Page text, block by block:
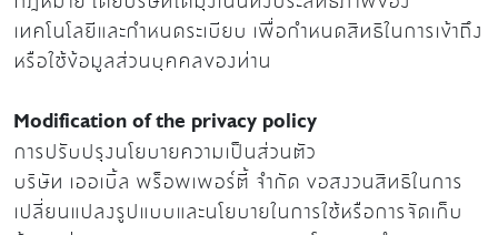
เทคโนโลยีและกำหนดระเบียบ เพื่อกำหนดสิทธิในการเข้าถึง
หรือใช้ข้อมูลส่วนบุคคลของท่าน
Modification of the privacy policy
การปรับปรุงนโยบายความเป็นส่วนตัว
บริษัท เออเบิ้ล พร็อพเพอร์ตี้ จำกัด ขอสงวนสิทธิในการ
เปลี่ยนแปลงรูปแบบและนโยบายในการใช้หรือการจัดเก็บ